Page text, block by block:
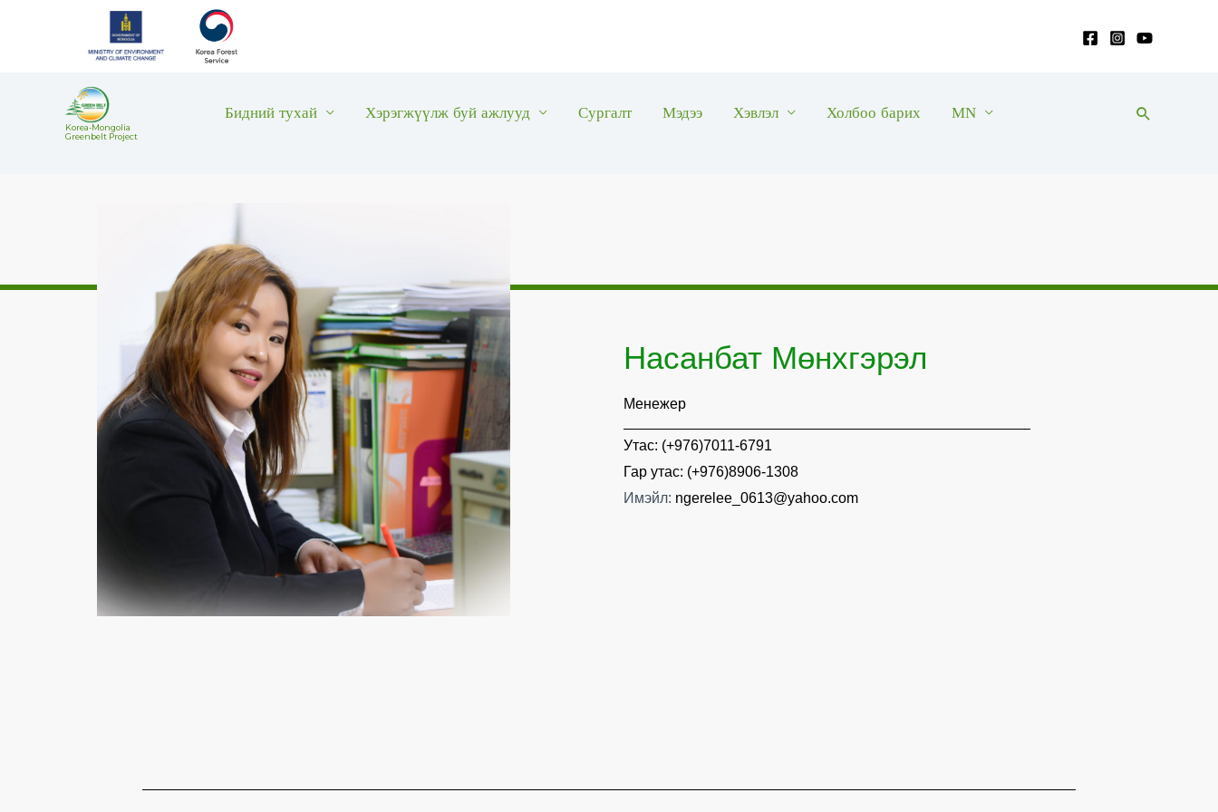
Korea-Mongolia
Greenbelt Project
Бидний тухай Хэрэгжүүлж буй ажлууд Сургалт Мэдээ Хэвлэл Холбоо барих MN Search
Насанбат Мөнхгэрэл
Менежер
Утас: (+976)7011-6791
Гар утас: (+976)8906-1308
Имэйл: ngerelee_0613@yahoo.com